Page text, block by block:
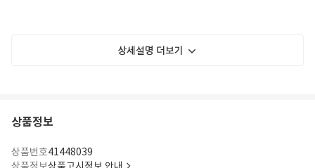
상세설명 더보기
상품정보
상품번호41448039